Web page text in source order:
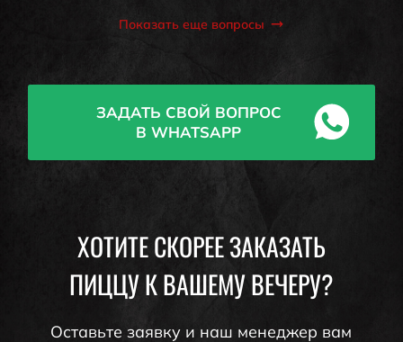
Показать еще вопросы
ЗАДАТЬ СВОЙ ВОПРОС
В WHATSAPP
ХОТИТЕ СКОРЕЕ ЗАКАЗАТЬ
ПИЦЦУ К ВАШЕМУ ВЕЧЕРУ?
Оставьте заявку и наш менеджер вам